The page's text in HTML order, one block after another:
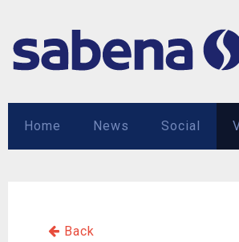
Home News Social
Back